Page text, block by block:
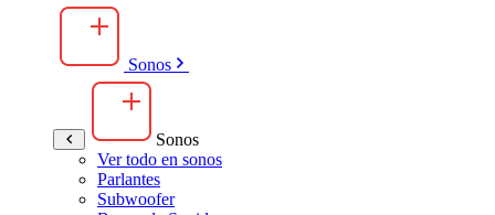
Sonos
Sonos
Ver todo en sonos
Parlantes
Subwoofer